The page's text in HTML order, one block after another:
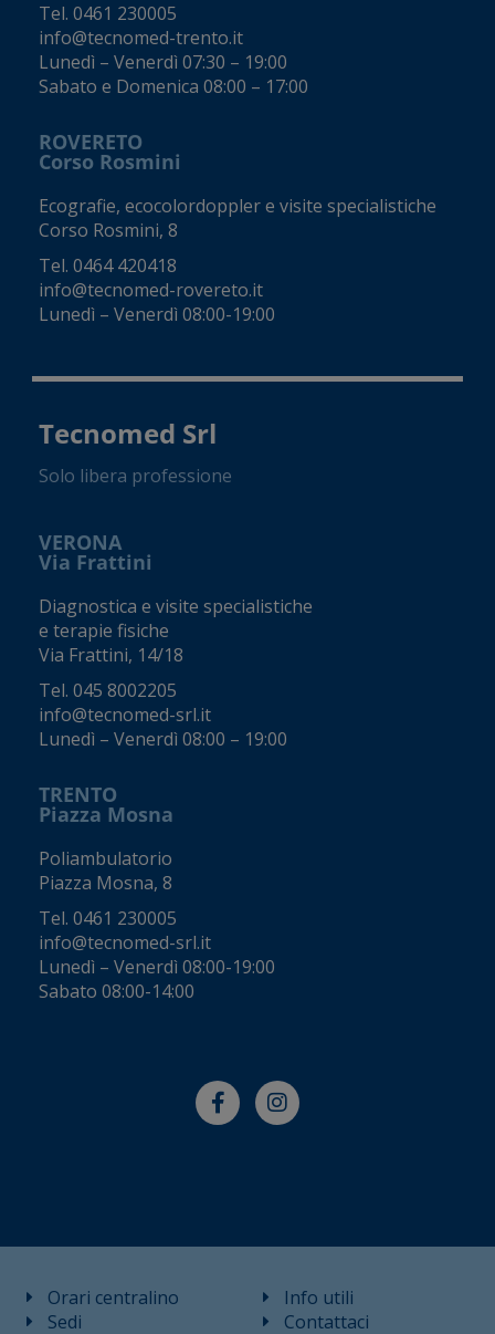
Tel. 0461 230005
info@tecnomed-trento.it
Lunedì – Venerdì 07:30 – 19:00
Sabato e Domenica 08:00 – 17:00
ROVERETO
Corso Rosmini
Ecografie, ecocolordoppler e visite specialistiche
Corso Rosmini, 8
Tel. 0464 420418
info@tecnomed-rovereto.it
Lunedì – Venerdì 08:00-19:00
Tecnomed Srl
Solo libera professione
VERONA
Via Frattini
Diagnostica e visite specialistiche
e terapie fisiche
Via Frattini, 14/18
Tel. 045 8002205
info@tecnomed-srl.it
Lunedì – Venerdì 08:00 – 19:00
TRENTO
Piazza Mosna
Poliambulatorio
Piazza Mosna, 8
Tel. 0461 230005
info@tecnomed-srl.it
Lunedì – Venerdì 08:00-19:00
Sabato 08:00-14:00
Orari centralino
Sedi
Info utili
Contattaci